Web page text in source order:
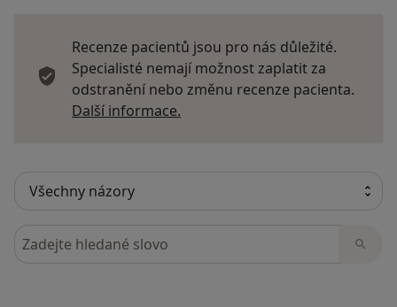
Recenze pacientů jsou pro nás důležité.
Specialisté nemají možnost zaplatit za
odstranění nebo změnu recenze pacienta.
Další informace.
Hledejte v názorech